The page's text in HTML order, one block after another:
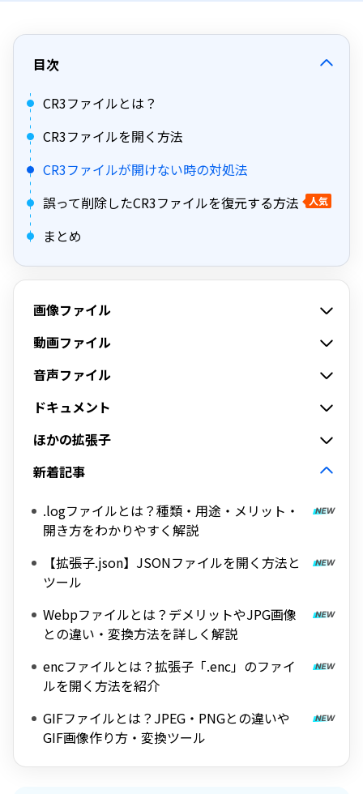
目次
CR3ファイルとは？
CR3ファイルを開く方法
CR3ファイルが開けない時の対処法
誤って削除したCR3ファイルを復元する方法
人気
まとめ
画像ファイル
動画ファイル
音声ファイル
ドキュメント
ほかの拡張子
新着記事
.logファイルとは？種類・用途・メリット・
開き方をわかりやすく解説
【拡張子.json】JSONファイルを開く方法と
ツール
Webpファイルとは？デメリットやJPG画像
との違い・変換方法を詳しく解説
encファイルとは？拡張子「.enc」のファイ
ルを開く方法を紹介
GIFファイルとは？JPEG・PNGとの違いや
GIF画像作り方・変換ツール